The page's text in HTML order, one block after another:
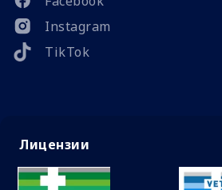
Instagram
TikTok
Лицензии